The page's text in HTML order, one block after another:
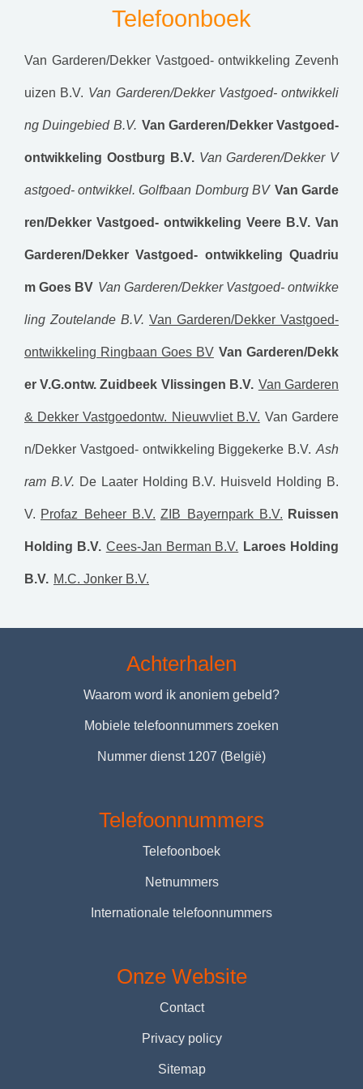
Telefoonboek
Van Garderen/Dekker Vastgoed- ontwikkeling Zevenh
uizen B.V. Van Garderen/Dekker Vastgoed- ontwikkeli
ng Duingebied B.V. Van Garderen/Dekker Vastgoed-
ontwikkeling Oostburg B.V. Van Garderen/Dekker V
astgoed- ontwikkel. Golfbaan Domburg BV Van Garde
ren/Dekker Vastgoed- ontwikkeling Veere B.V. Van
Garderen/Dekker Vastgoed- ontwikkeling Quadriu
m Goes BV Van Garderen/Dekker Vastgoed- ontwikke
ling Zoutelande B.V. Van Garderen/Dekker Vastgoed-
ontwikkeling Ringbaan Goes BV Van Garderen/Dekk
er V.G.ontw. Zuidbeek Vlissingen B.V. Van Garderen
& Dekker Vastgoedontw. Nieuwvliet B.V. Van Gardere
n/Dekker Vastgoed- ontwikkeling Biggekerke B.V. Ash
ram B.V. De Laater Holding B.V. Huisveld Holding B.
V. Profaz Beheer B.V. ZIB Bayernpark B.V. Ruissen
Holding B.V. Cees-Jan Berman B.V. Laroes Holding
B.V. M.C. Jonker B.V.
Achterhalen
Waarom word ik anoniem gebeld?
Mobiele telefoonnummers zoeken
Nummer dienst 1207 (België)
Telefoonnummers
Telefoonboek
Netnummers
Internationale telefoonnummers
Onze Website
Contact
Privacy policy
Sitemap